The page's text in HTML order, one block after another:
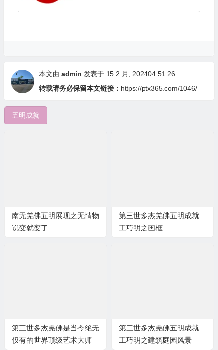
本文由 admin 发表于 15 2 月, 202404:51:26
转载请务必保留本文链接： https://ptx365.com/1046/
五明成就
南无羌佛五明展现之无情物
说变就变了
第三世多杰羌佛五明成就
工巧明之画框
第三世多杰羌佛是当今绝无
仅有的世界顶级艺术大师
第三世多杰羌佛五明成就
工巧明之建筑庭园风景